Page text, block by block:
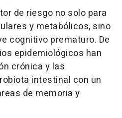
de riesgo no solo para
y metabólicos, sino
cognitivo prematuro. De
epidemiológicos han
crónica y las
intestinal con un
de memoria y